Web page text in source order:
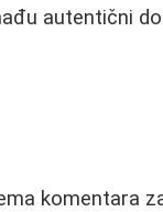
autentični
komentara